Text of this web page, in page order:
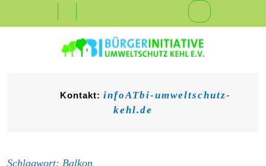
Button
Kontakt: infoATbi-umweltschutz-
kehl.de
Schlagwort: Balkon